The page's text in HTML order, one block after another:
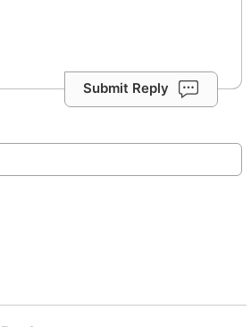
Submit Reply